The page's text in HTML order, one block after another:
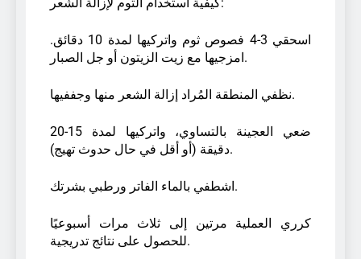
اسحقي 3-4 فصوص ثوم واتركيها لمدة 10 دقائق.
امزجيها مع زيت الزيتون أو جل الصبار.
نظفي المنطقة المُراد إزالة الشعر منها وجففيها.
ضعي العجينة بالتساوي، واتركيها لمدة 15-20
دقيقة (أو أقل في حال حدوث تهيج).
اشطفي بالماء الفاتر ورطبي بشرتك.
كرري العملية مرتين إلى ثلاث مرات أسبوعيًا
للحصول على نتائج تدريجية.